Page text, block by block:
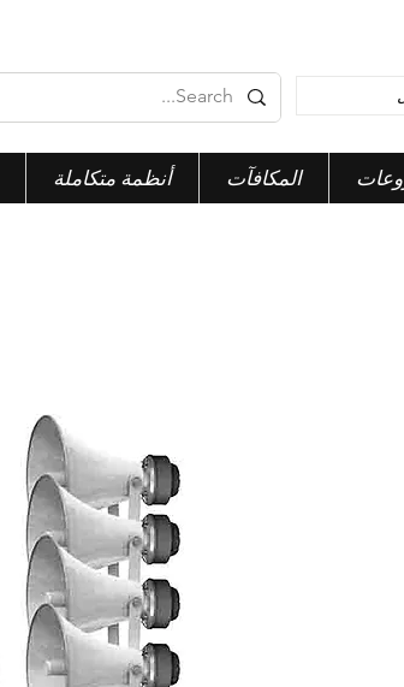
أنظمة متكاملة المكافآت